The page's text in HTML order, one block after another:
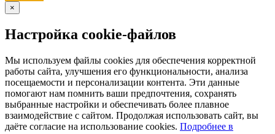
×
Настройка cookie-файлов
Мы используем файлы cookies для обеспечения корректной
работы сайта, улучшения его функциональности, анализа
посещаемости и персонализации контента. Эти данные
помогают нам помнить ваши предпочтения, сохранять
выбранные настройки и обеспечивать более плавное
взаимодействие с сайтом. Продолжая использовать сайт, вы
даёте согласие на использование cookies. Подробнее в